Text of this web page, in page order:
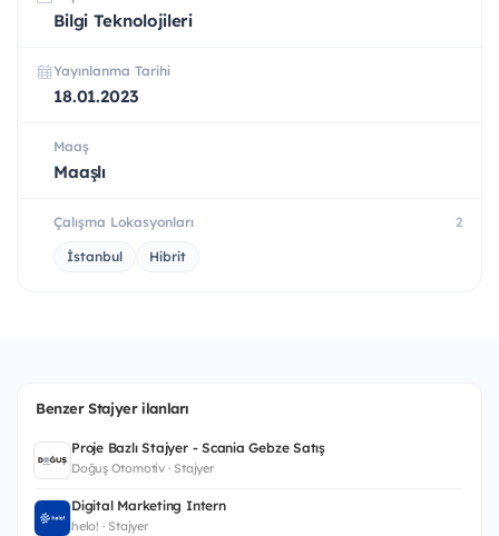
Bilgi Teknolojileri
Yayınlanma Tarihi
18.01.2023
Maaş
Maaşlı
Çalışma Lokasyonları 2
İstanbul Hibrit
Benzer Stajyer ilanları
Proje Bazlı Stajyer - Scania Gebze Satış
Doğuş Otomotiv · Stajyer
Digital Marketing Intern
helo! · Stajyer